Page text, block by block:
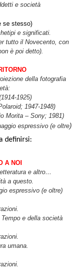
e società
se stesso)
e significati.
tutto il Novecento, con
è poi detto).
della fotografia
1925)
1947-1948)
Morita – Sony; 1981)
espressivo (e oltre)
definirsi:
A NOI
e altro…
a questo.
espressivo (e oltre)
e della società
umana.